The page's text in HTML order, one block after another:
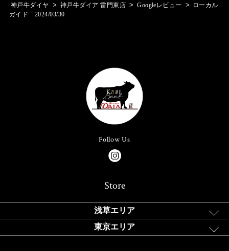
神戸牛ダイヤ > 神戸牛ダイア 雷門東店 > Googleレビュー >
ローカル
ガイド 2024/03/30
Follow Us
Store
浅草エリア
東京エリア